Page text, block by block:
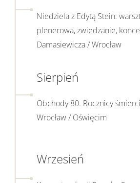
na
temat
Niedziela z Edytą Stein:
plenerowa, zwiedzanie,
Damasiewicza / Wrocław
Zobacz
więcej
na
temat
Sierpień
Obchody 80. Rocznicy
Wrocław / Oświęcim
Zobacz
Wrzesień